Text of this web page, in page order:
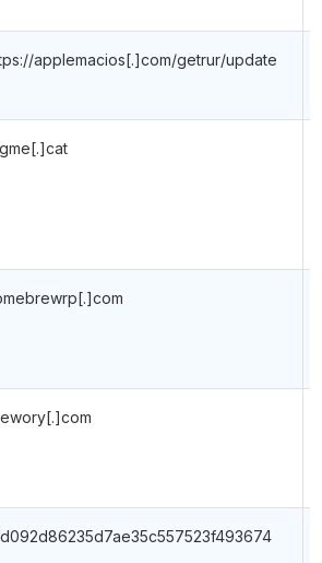
applemacios[.]com/getrur/update